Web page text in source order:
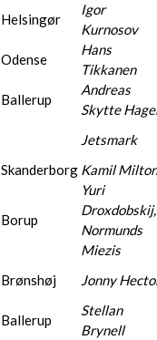
Helsingør
Igor
Kurnosov
Odense
Hans
Tikkanen
Ballerup
Andreas
Skytte
Jetsmark
Skanderborg Kamil Milton
Borup
Yuri
Droxdobskij,
Normunds
Miezis
Brønshøj
Jonny
Ballerup
Stellan
Brynell